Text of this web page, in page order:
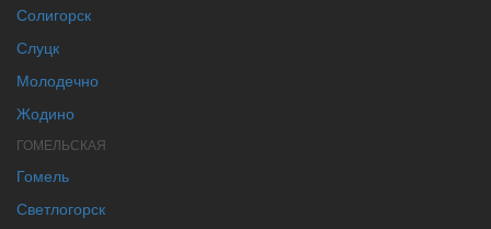
Солигорск
Слуцк
Молодечно
Жодино
ГОМЕЛЬСКАЯ
Гомель
Светлогорск